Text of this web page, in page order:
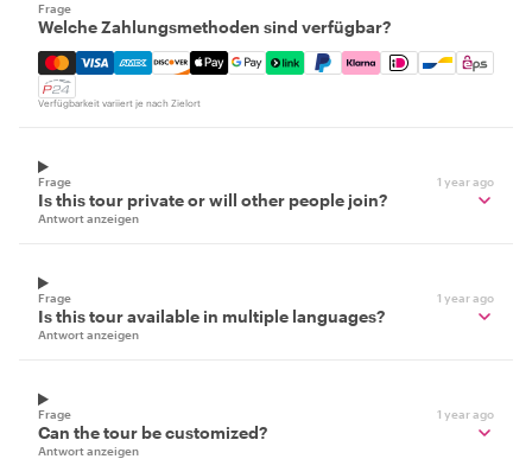
Frage
Welche Zahlungsmethoden sind verfügbar?
Mastercard, Visa, Amex, Discover, Apple Pay, Google
Verfügbarkeit variiert je nach Zielort
Frage 1 year ago
Is this tour private or will other people join?
Antwort anzeigen
Frage 1 year ago
Is this tour available in multiple languages?
Antwort anzeigen
Frage 1 year ago
Can the tour be customized?
Antwort anzeigen